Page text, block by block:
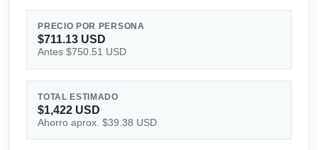
PRECIO POR PERSONA
$711.13 USD
Antes $750.51 USD
TOTAL ESTIMADO
$1,422 USD
Ahorro aprox. $39.38 USD